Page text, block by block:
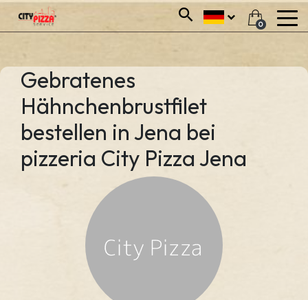
0
Gebratenes
Hähnchenbrustfilet
bestellen in Jena bei
pizzeria City Pizza Jena